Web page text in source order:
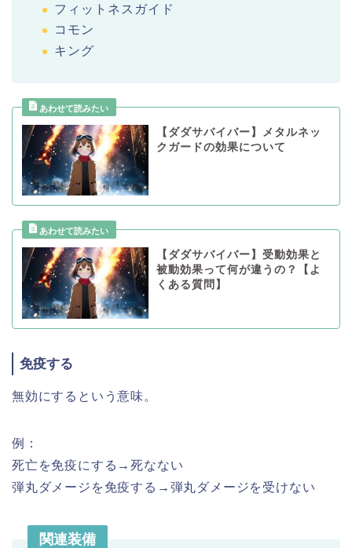
フィットネスガイド
コモン
キング
【ダダサバイバー】メタルネッ
クガードの効果について
【ダダサバイバー】受動効果と
被動効果って何が違うの？【よ
くある質問】
免疫する
無効にするという意味。
例：
死亡を免疫にする→死なない
弾丸ダメージを免疫する→弾丸ダメージを受けない
関連装備